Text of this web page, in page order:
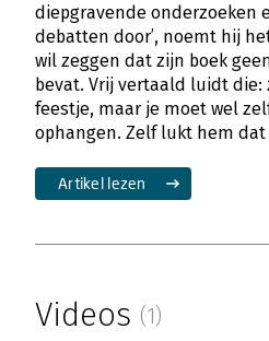
diepgravende onderzoeken
debatten door’, noemt hij
wil zeggen dat zijn boek
bevat. Vrij vertaald luidt die:
feestje, maar je moet wel
ophangen. Zelf lukt hem
Artikel lezen
Videos (1)